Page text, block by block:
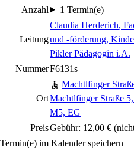
Anzahl
1 Termin(e)
Leitung
Claudia Herderich,
und -förderung,
Pikler Pädagogin i.A.
NummerF6131s
Ort
Machtlfinger
Machtlfinger Straße
M5, EG
PreisGebühr: 12,00 €
Termin(e) im Kalender speichern